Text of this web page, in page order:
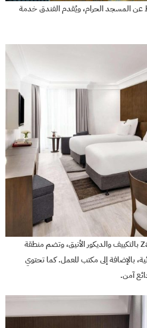
مسافة 100 متر فقط عن المسجد الحرام، ويُقدم الفندق خدمة
تتميز جميع الوحدات في فندق Zamzam بالتكييف والديكور الأنيق، وتضم منطقة
بالإضافة إلى مكتب للعمل. كما تحتوي
آمن.